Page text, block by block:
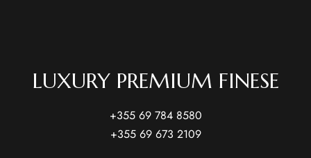
LUXURY PREMIUM FINESE
+355 69 784 8580
+355 69 673 2109